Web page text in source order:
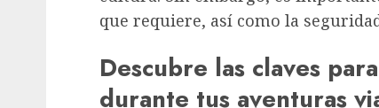
que requiere, así como la
Descubre las claves
durante tus aventuras